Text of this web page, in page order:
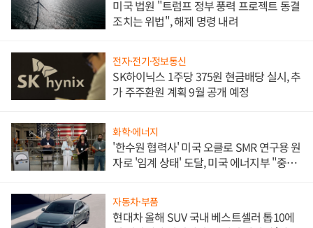
미국 법원 "트럼프 정부 풍력 프로젝트 동결
조치는 위법", 해제 명령 내려
전자·전기·정보통신
SK하이닉스 1주당 375원 현금배당 실시, 추
가 주주환원 계획 9월 공개 예정
화학·에너지
'한수원 협력사' 미국 오클로 SMR 연구용 원
자로 '임계 상태' 도달, 미국 에너지부 "중요
자동차·부품
현대차 올해 SUV 국내 베스트셀러 톱10에